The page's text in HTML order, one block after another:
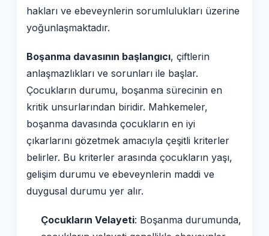
hakları ve ebeveynlerin sorumlulukları üzerine
yoğunlaşmaktadır.
Boşanma davasının başlangıcı, çiftlerin
anlaşmazlıkları ve sorunları ile başlar.
Çocukların durumu, boşanma sürecinin en
kritik unsurlarından biridir. Mahkemeler,
boşanma davasında çocukların en iyi
çıkarlarını gözetmek amacıyla çeşitli kriterler
belirler. Bu kriterler arasında çocukların yaşı,
gelişim durumu ve ebeveynlerin maddi ve
duygusal durumu yer alır.
Çocukların Velayeti: Boşanma durumunda,